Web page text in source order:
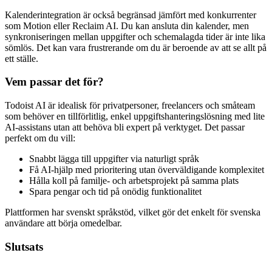
Kalenderintegration är också begränsad jämfört med konkurrenter
som Motion eller Reclaim AI. Du kan ansluta din kalender, men
synkroniseringen mellan uppgifter och schemalagda tider är inte lika
sömlös. Det kan vara frustrerande om du är beroende av att se allt på
ett ställe.
Vem passar det för?
Todoist AI är idealisk för privatpersoner, freelancers och småteam
som behöver en tillförlitlig, enkel uppgiftshanterings­lösning med lite
AI-assistans utan att behöva bli expert på verktyget. Det passar
perfekt om du vill:
Snabbt lägga till uppgifter via naturligt språk
Få AI-hjälp med prioritering utan överväldigande komplexitet
Hålla koll på familje- och arbetsprojekt på samma plats
Spara pengar och tid på onödig funktionalitet
Plattformen har svenskt språkstöd, vilket gör det enkelt för svenska
användare att börja omedelbar.
Slutsats